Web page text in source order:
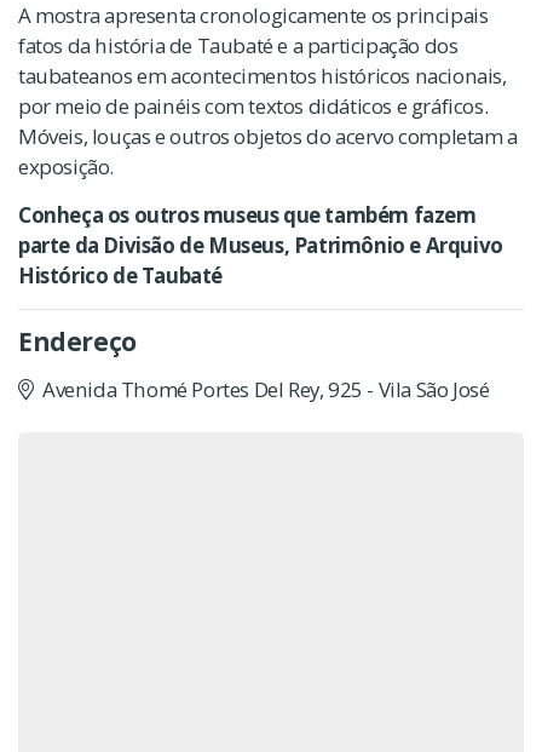
A mostra apresenta cronologicamente os principais
fatos da história de Taubaté e a participação dos
taubateanos em acontecimentos históricos nacionais,
por meio de painéis com textos didáticos e gráficos.
Móveis, louças e outros objetos do acervo completam a
exposição.
Conheça os outros museus que também fazem
parte da Divisão de Museus, Patrimônio e Arquivo
Histórico de Taubaté
Endereço
Avenida Thomé Portes Del Rey, 925 - Vila São José